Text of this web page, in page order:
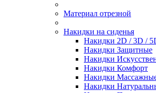
Материал отрезной
Накидки на сиденья
Накидки 2D / 3D /
Накидки Защитные
Накидки
Накидки Комфорт
Накидки
Накидки